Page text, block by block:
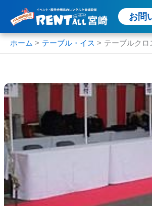
お問
ホーム テーブル・イス テーブルク